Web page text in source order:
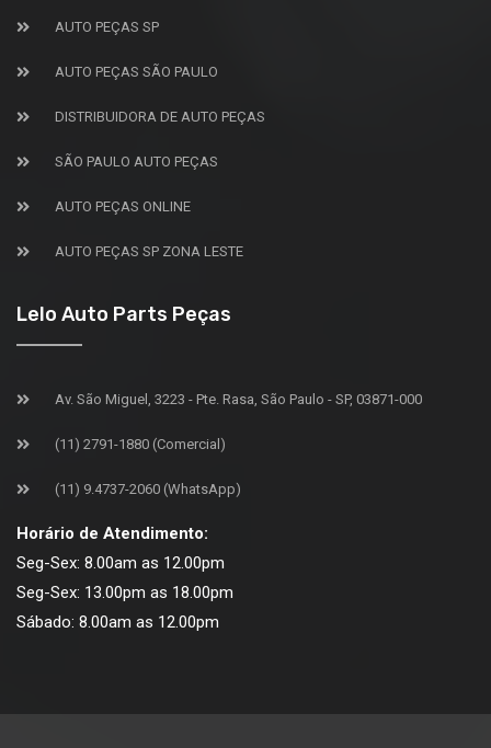
AUTO PEÇAS SP
AUTO PEÇAS SÃO PAULO
DISTRIBUIDORA DE AUTO PEÇAS
SÃO PAULO AUTO PEÇAS
AUTO PEÇAS ONLINE
AUTO PEÇAS SP ZONA LESTE
Lelo Auto Parts Peças
Av. São Miguel, 3223 - Pte. Rasa, São Paulo - SP, 03871-000
(11) 2791-1880 (Comercial)
(11) 9.4737-2060 (WhatsApp)
Horário de Atendimento:
Seg-Sex: 8.00am as 12.00pm
Seg-Sex: 13.00pm as 18.00pm
Sábado: 8.00am as 12.00pm